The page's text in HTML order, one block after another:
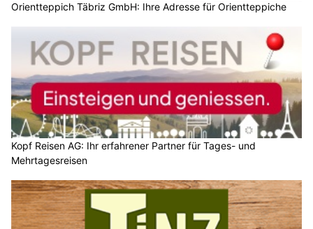
Orientteppich Täbriz GmbH: Ihre Adresse für Orientteppiche
Kopf Reisen AG: Ihr erfahrener Partner für Tages- und
Mehrtagesreisen